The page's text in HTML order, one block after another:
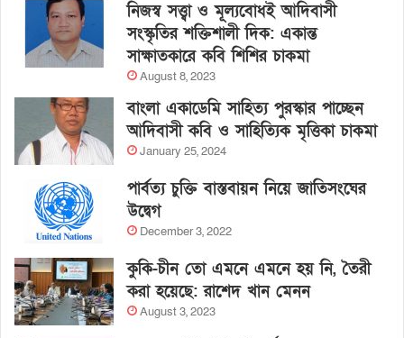
নিজস্ব সত্ত্বা ও মূল্যবোধই আদিবাসী
সংস্কৃতির শক্তিশালী দিক: একান্ত
সাক্ষাতকারে কবি শিশির চাকমা
August 8, 2023
বাংলা একাডেমি সাহিত্য পুরস্কার পাচ্ছেন
আদিবাসী কবি ও সাহিত্যিক মৃত্তিকা চাকমা
January 25, 2024
পার্বত্য চুক্তি বাস্তবায়ন নিয়ে জাতিসংঘের
উদ্বেগ
December 3, 2022
কুকি-চীন তো এমনে এমনে হয় নি, তৈরী
করা হয়েছে: রাশেদ খান মেনন
August 3, 2023